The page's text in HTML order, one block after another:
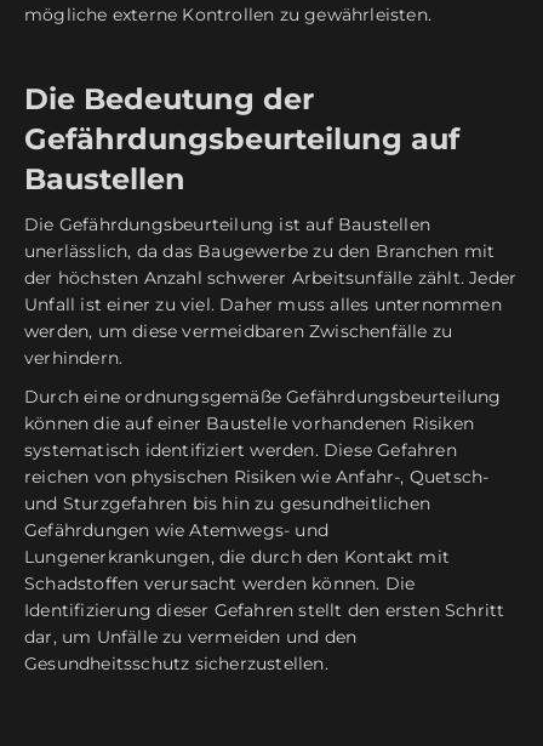
mögliche externe Kontrollen zu gewährleisten.
Die Bedeutung der
Gefährdungsbeurteilung auf
Baustellen
Die Gefährdungsbeurteilung ist auf Baustellen
unerlässlich, da das Baugewerbe zu den Branchen mit
der höchsten Anzahl schwerer Arbeitsunfälle zählt. Jeder
Unfall ist einer zu viel. Daher muss alles unternommen
werden, um diese vermeidbaren Zwischenfälle zu
verhindern.
Durch eine ordnungsgemäße Gefährdungsbeurteilung
können die auf einer Baustelle vorhandenen Risiken
systematisch identifiziert werden. Diese Gefahren
reichen von physischen Risiken wie Anfahr-, Quetsch-
und Sturzgefahren bis hin zu gesundheitlichen
Gefährdungen wie Atemwegs- und
Lungenerkrankungen, die durch den Kontakt mit
Schadstoffen verursacht werden können. Die
Identifizierung dieser Gefahren stellt den ersten Schritt
dar, um Unfälle zu vermeiden und den
Gesundheitsschutz sicherzustellen.